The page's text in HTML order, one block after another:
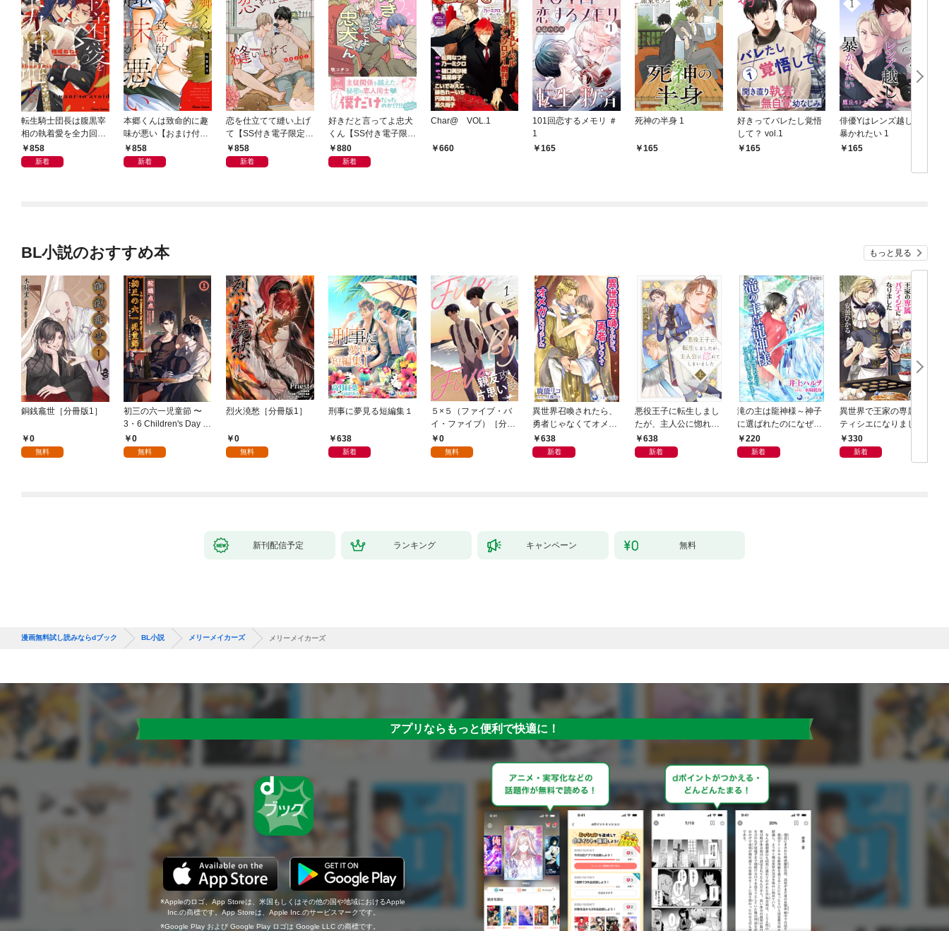
転生騎士団長は腹黒宰
相の執着愛を全力回避
したい【SS付き電子限
定版】
858
新着
本郷くんは致命的に趣
味が悪い【おまけ付き
電子限定版】
858
新着
恋を仕立てて縫い上げ
て【SS付き電子限定
版】858
新着
好きだと言ってよ忠犬
くん【SS付き電子限定
版】880
新着
Char@ VOL.1
660
101回恋するメモリ ＃
1
165
死神の半身 1
165
好きってバレたし覚悟
して？ vol.1
165
俳優Yはレンズ越しに
暴かれたい 1
165
BL小説のおすすめ本 もっと見る
銅銭龕世［分冊版1］
0
無料
初三の六一児童節 〜
3・6 Children's Day fo
r You〜［分冊版1］
0
無料
烈火澆愁［分冊版1］
0
無料
刑事に夢見る短編集１
638
新着
５×５（ファイブ・バ
イ・ファイブ）［分冊
版１］
0
無料
異世界召喚されたら、
勇者じゃなくてオメガ
になりました
638
新着
悪役王子に転生しまし
たが、主人公に惚れて
しまいました 上
638
新着
滝の主は龍神様～神子
に選ばれたのになぜか
溺愛されています～
【分冊版】1
220
新着
異世界で王家の専属パ
ティシエになりました
【分冊版】1
330
新着
新刊配信予定 ランキング キャンペーン 無料
漫画無料試し読みならdブック BL小説 メリーメイカーズ メリーメイカーズ
アプリならもっと便利で快適に！
Appleのロゴ、App Storeは、米国もしくはその他の国や地域におけるApple
Inc.の商標です。App Storeは、Apple Inc.のサービスマークです。
Google Play および Google Play ロゴは Google LLC の商標です。